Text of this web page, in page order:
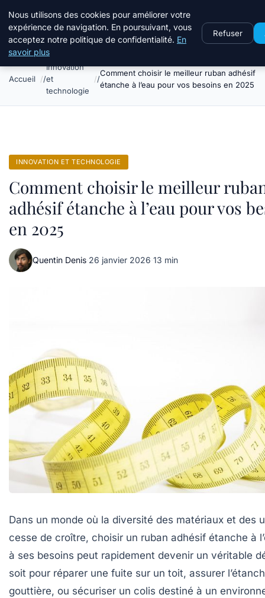
Travail Saisonnier
Accueil
Innovation
et
technologie
Comment choisir le meilleur ruban adhésif
étanche à l’eau pour vos besoins en 2025
INNOVATION ET TECHNOLOGIE
Comment choisir le meilleur
adhésif étanche à l’eau pour vos
en 2025
Quentin Denis·26 janvier 2026·13 min
Dans un monde où la diversité des matériaux et des
cesse de croître, choisir un ruban adhésif étanche à
à ses besoins peut rapidement devenir un véritable
soit pour réparer une fuite sur un toit, assurer
gouttière, ou sécuriser un colis destiné à un
Nous utilisons des cookies pour améliorer votre
expérience de navigation. En poursuivant, vous
acceptez notre politique de confidentialité. En
savoir plus
Refuser